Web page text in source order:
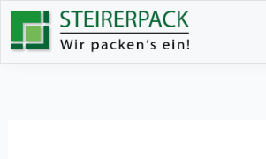
Zum
Inhalt
springen